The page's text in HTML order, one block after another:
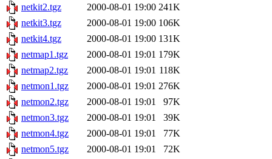
netkit2.tgz
2000-08-01 19:00 241K
netkit3.tgz
2000-08-01 19:00 106K
netkit4.tgz
2000-08-01 19:00 131K
netmap1.tgz
2000-08-01 19:01 179K
netmap2.tgz
2000-08-01 19:01 118K
netmon1.tgz
2000-08-01 19:01 276K
netmon2.tgz
2000-08-01 19:01
97K
netmon3.tgz
2000-08-01 19:01
39K
netmon4.tgz
2000-08-01 19:01
77K
netmon5.tgz
2000-08-01 19:01
72K